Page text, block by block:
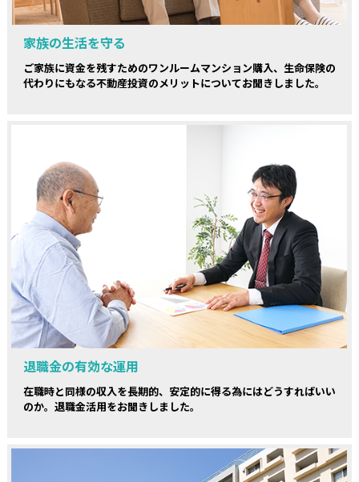
家族の生活を守る
ご家族に資金を残すためのワンルームマンション購入、生命保険の
代わりにもなる不動産投資のメリットについてお聞きしました。
退職金の有効な運用
在職時と同様の収入を長期的、安定的に得る為にはどうすればいい
のか。退職金活用をお聞きしました。